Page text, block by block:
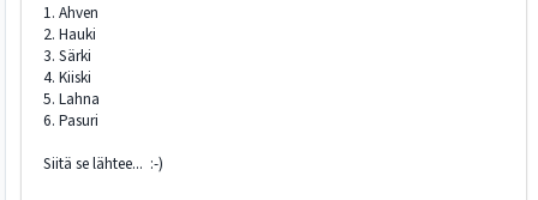
1. Ahven
2. Hauki
3. Särki
4. Kiiski
5. Lahna
6. Pasuri
Siitä se lähtee... :-)